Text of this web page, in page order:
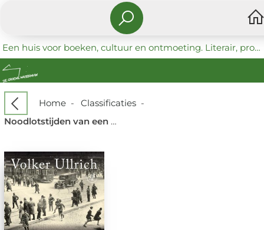
Een huis voor boeken, cultuur en ontmoeting. Literair, progressief en coöperatief.
Home- Classificaties-
Noodlotstijden van een democratie